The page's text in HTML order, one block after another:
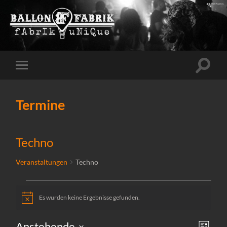
Mobile-
Termine
Techno
Veranstaltungen Techno
Veranstaltungen
HinweisEs wurden keine Ergebnisse gefunden.